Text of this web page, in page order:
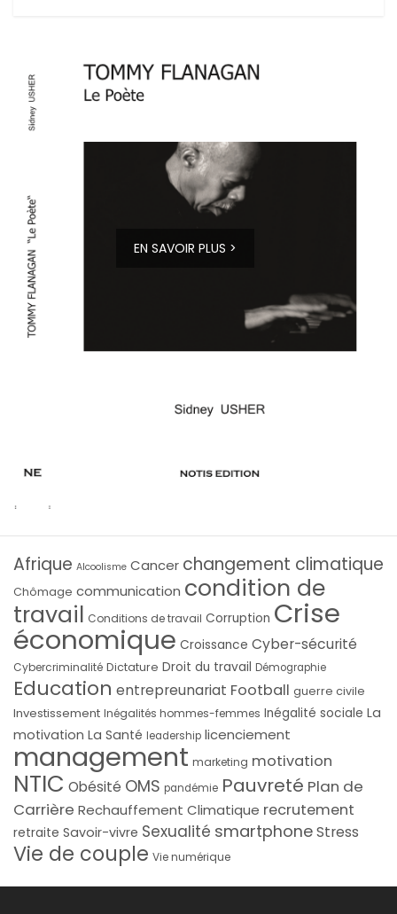
EN SAVOIR PLUS >
Afrique Alcoolisme Cancer changement climatique
Chômage communication condition de
travail Conditions de travail Corruption Crise
économique Croissance Cyber-sécurité
Cybercriminalité Dictature Droit du travail Démographie
Education entrepreunariat Football guerre civile
Investissement Inégalités hommes-femmes Inégalité sociale La
motivation La Santé leadership licenciement
management marketing motivation
NTIC Obésité OMS pandémie Pauvreté Plan de
Carrière Rechauffement Climatique recrutement
retraite Savoir-vivre Sexualité smartphoneStress
Vie de couple Vie numérique